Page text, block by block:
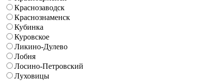
Краснозаводск
Краснознаменск
Кубинка
Куровское
Ликино-Дулево
Лобня
Лосино-Петровский
Луховицы